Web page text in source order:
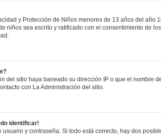
y Protección de Niños menores de 13 años del
niños sea escrito y ratificado con el consentimiento de
del sitio haya baneado su dirección IP o que el
con La Administración del sitio.
identificar!
usuario y contraseña. Si todo está correcto, hay dos